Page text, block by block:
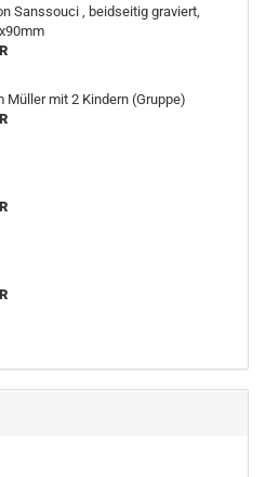
Sanssouci , beidseitig graviert,
Müller mit 2 Kindern (Gruppe)